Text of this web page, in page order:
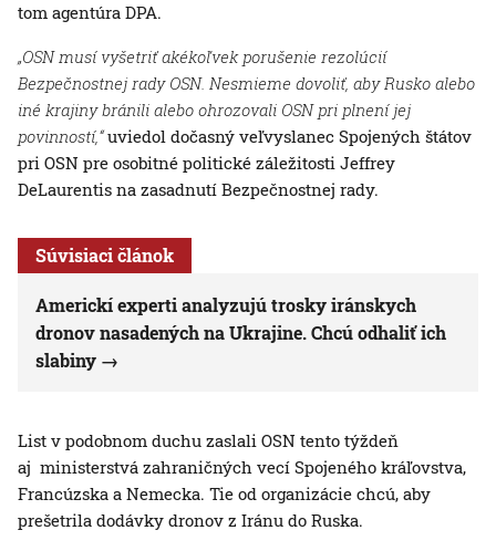
tom agentúra DPA.
„OSN musí vyšetriť akékoľvek porušenie rezolúcií
Bezpečnostnej rady OSN. Nesmieme dovoliť, aby Rusko alebo
iné krajiny bránili alebo ohrozovali OSN pri plnení jej
povinností,“uviedol dočasný veľvyslanec Spojených štátov
pri OSN pre osobitné politické záležitosti Jeffrey
DeLaurentis na zasadnutí Bezpečnostnej rady.
Súvisiaci článok
Americkí experti analyzujú trosky iránskych
dronov nasadených na Ukrajine. Chcú odhaliť ich
slabiny
List v podobnom duchu zaslali OSN tento týždeň
aj ministerstvá zahraničných vecí Spojeného kráľovstva,
Francúzska a Nemecka. Tie od organizácie chcú, aby
prešetrila dodávky dronov z Iránu do Ruska.